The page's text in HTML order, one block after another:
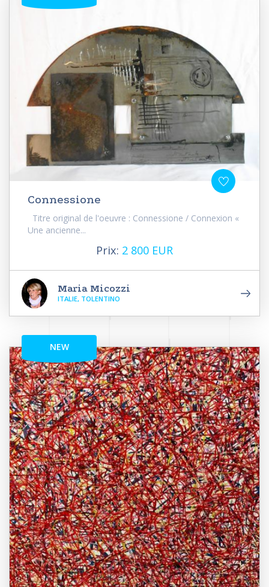
Connessione
Titre original de l'oeuvre : Connessione / Connexion «
Une ancienne...
Prix: 2 800 EUR
Maria Micozzi
ITALIE, TOLENTINO
NEW